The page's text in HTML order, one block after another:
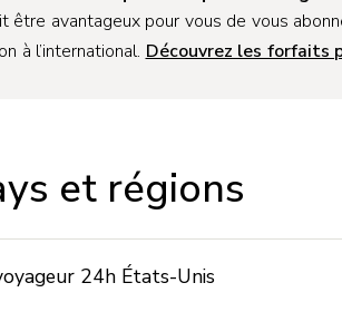
être avantageux pour vous de vous
à l’international. Découvrez les forfaits
et régions
24h États-Unis